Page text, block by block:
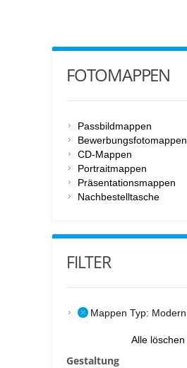
FOTOMAPPEN
Passbildmappen
Bewerbungsfotomappen
CD-Mappen
Portraitmappen
Präsentationsmappen
Nachbestelltasche
FILTER
Mappen Typ: Modern
Alle löschen
Gestaltung